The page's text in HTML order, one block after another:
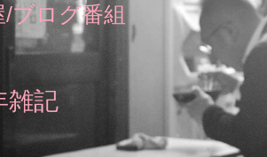
ブログ番組
雑記